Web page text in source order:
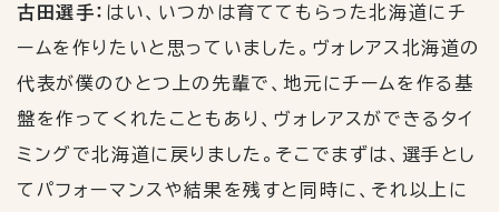
古田選手： はい、いつかは育ててもらった北海道にチ
ームを作りたいと思っていました。ヴォレアス北海道の
代表が僕のひとつ上の先輩で、地元にチームを作る基
盤を作ってくれたこともあり、ヴォレアスができるタイ
ミングで北海道に戻りました。そこでまずは、選手とし
てパフォーマンスや結果を残すと同時に、それ以上に